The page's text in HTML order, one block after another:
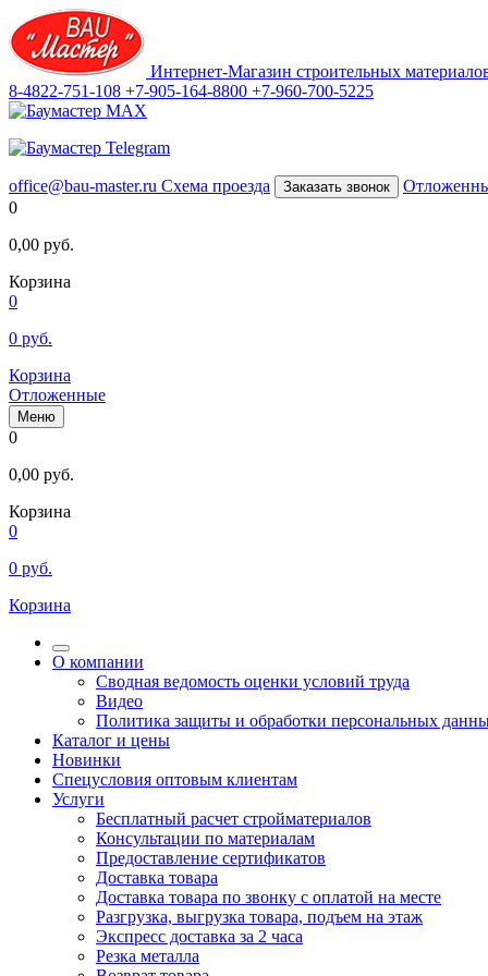
Интернет-Магазин строительных
8-4822-751-108 +7-905-164-8800 +7-960-700-5225
office@bau-master.ru Схема проезда Заказать звонок
0
0,00 руб.
Корзина
0
0 руб.
Корзина
Отложенные
Меню
0
0,00 руб.
Корзина
0
0 руб.
Корзина
О компании
Сводная ведомость оценки условий труда
Видео
Политика защиты и обработки персональных
Каталог и цены
Новинки
Спецусловия оптовым клиентам
Услуги
Бесплатный расчет стройматериалов
Консультации по материалам
Предоставление сертификатов
Доставка товара
Доставка товара по звонку с оплатой на месте
Разгрузка, выгрузка товара, подъем на этаж
Экспресс доставка за 2 часа
Резка металла